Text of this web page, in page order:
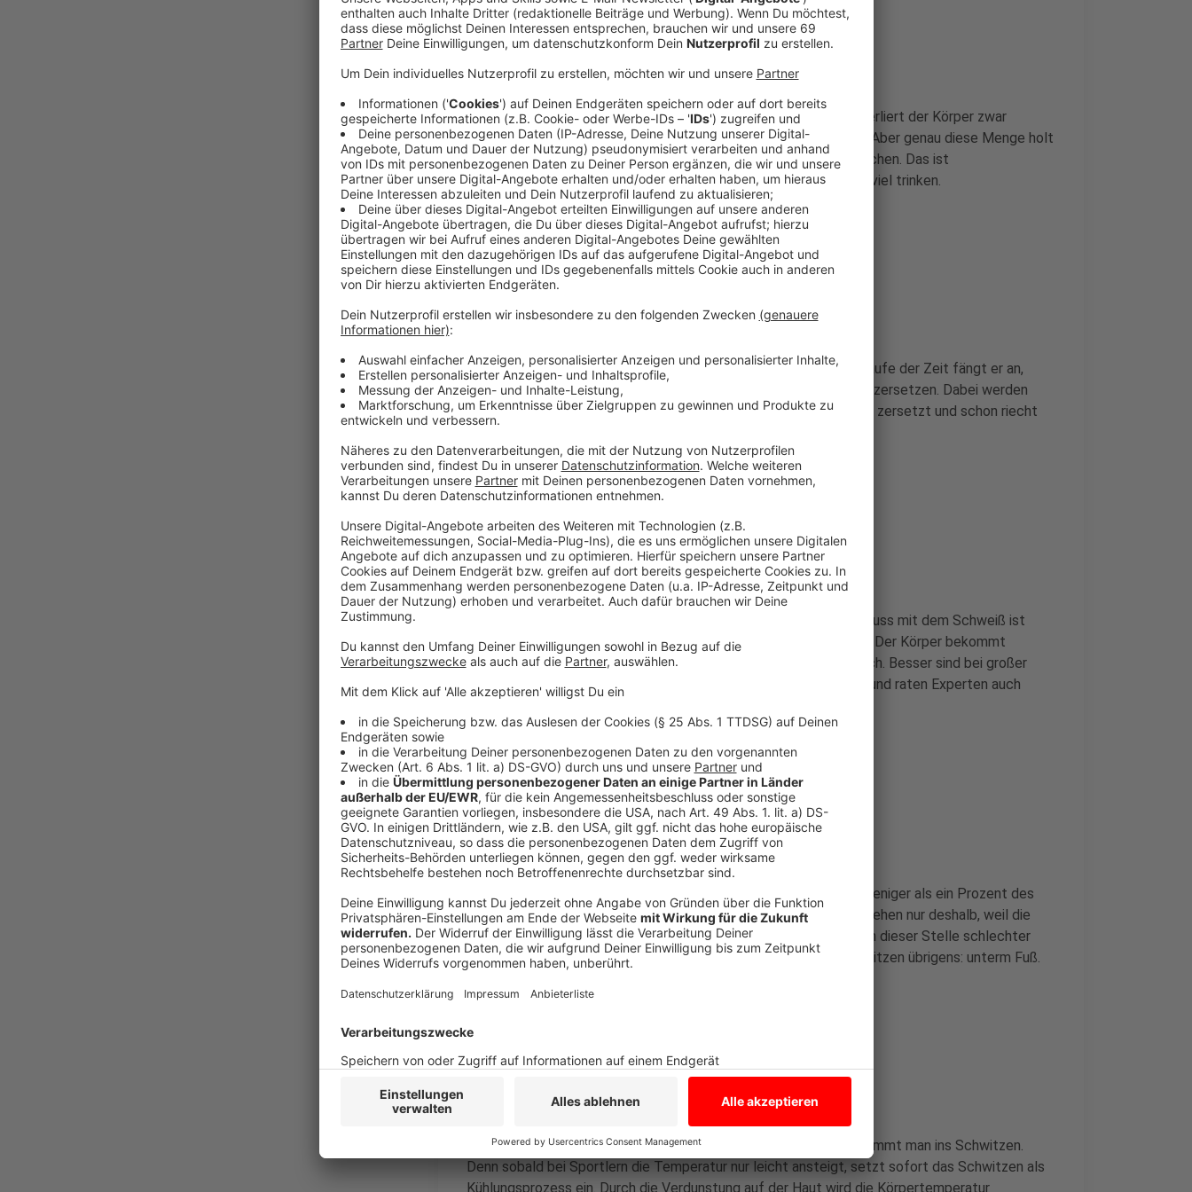
Durch Schwitzen nimmt man ab
Anzeige
Durch Schwitzen nimmt man fast gar nicht ab. Beim Schwitzen verliert der Körper zwar
Flüssigkeit, was sich kurzzeitig auf der Waage bemerkbar macht. Aber genau diese Menge holt
sich der Körper wieder, sobald wir den Flüssigkeitsverlust ausgleichen. Das ist
überlebenswichtig ist. Es heißt nicht umsonst: Wer schwitzt, soll viel trinken.
Anzeige
Schweiß riecht unangenehm
Frischer Schweiß ist grundsätzlich erst mal geruchslos. Erst im Laufe der Zeit fängt er an,
muffelig zu riechen. Das liegt dann an Bakterien, die den Schweiß zersetzen. Dabei werden
bestimmte Fettsäuren in kleinere Moleküle wie etwa Buttersäure zersetzt und schon riecht
Anzeige
Bei Schwitzen helfen kalte Getränke
Anzeige
Eine eiskalte Cola ist an heißen Tagen zwar erfrischend, aber Schluss mit dem Schweiß ist
dadurch noch lange nicht. Im Gegenteil: Wir schwitzen noch mehr. Der Körper bekommt
nämlich das Signal: Es ist kalt. Und fährt die Wärmeproduktion hoch. Besser sind bei großer
Hitze eher lauwarme, nicht gekühlte Getränke. Aus demselben Grund raten Experten auch
Am meisten schwitzt man unter den Armen
Anzeige
Es klingt verrückt, aber unter den Achseln entsteht tatsächlich weniger als ein Prozent des
Schweißes. Die peinlichen Schweißflecken auf der Kleidung entstehen nur deshalb, weil die
Achseln von unseren Armen bedeckt sind. So kann der Schweiß an dieser Stelle schlechter
verdunsten und bleibt auf der Haut. Die meisten Schweißdrüsen sitzen übrigens: unterm Fuß.
Anzeige
Wer Sport treibt, schwitzt weniger
Es ist genau andersrum. Je öfter man trainiert, desto schneller kommt man ins Schwitzen.
Denn sobald bei Sportlern die Temperatur nur leicht ansteigt, setzt sofort das Schwitzen als
Kühlungsprozess ein. Durch die Verdunstung auf der Haut wird die Körpertemperatur